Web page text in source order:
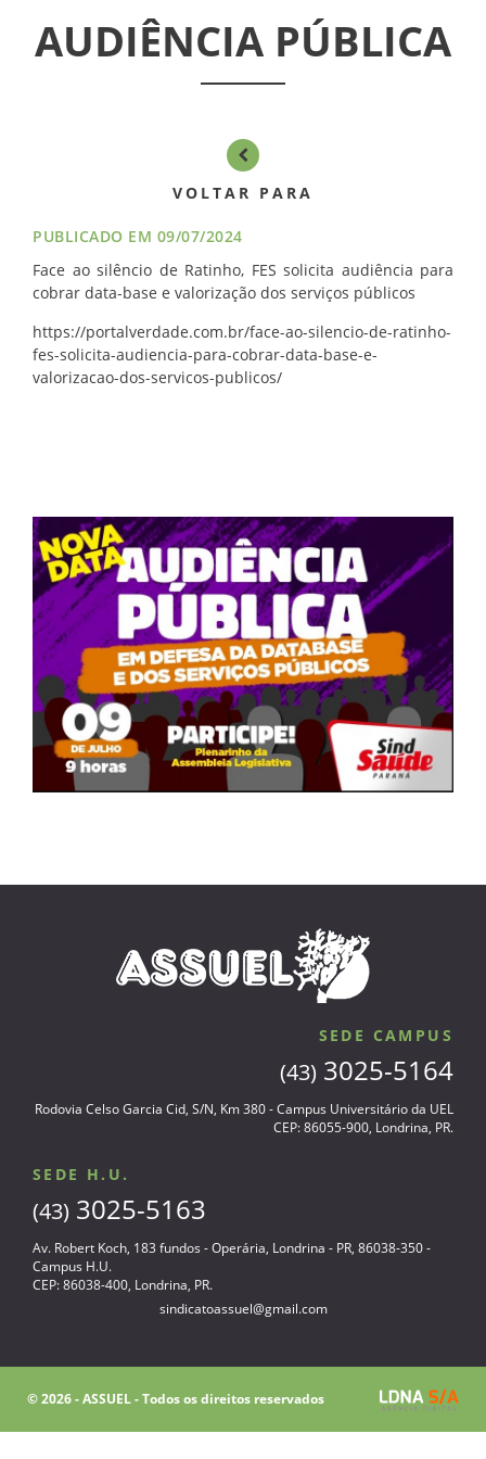
ASSEMBLÉIAS
PROGRAMA
AROEIRA
CONTATO
AUDIÊNCIA PÚBLICA
VOLTAR PARA
PUBLICADO EM 09/07/2024
Face ao silêncio de Ratinho, FES solicita audiência para
cobrar data-base e valorização dos serviços públicos
https://portalverdade.com.br/face-ao-silencio-de-ratinho-
fes-solicita-audiencia-para-cobrar-data-base-e-
valorizacao-dos-servicos-publicos/
SEDE CAMPUS
(43) 3025-5164
Rodovia Celso Garcia Cid, S/N, Km 380 - Campus Universitário da UEL
CEP: 86055-900, Londrina, PR.
SEDE H.U.
(43) 3025-5163
Av. Robert Koch, 183 fundos - Operária, Londrina - PR, 86038-350 -
Campus H.U.
CEP: 86038-400, Londrina, PR.
sindicatoassuel@gmail.com
© 2026 - ASSUEL - Todos os direitos reservados